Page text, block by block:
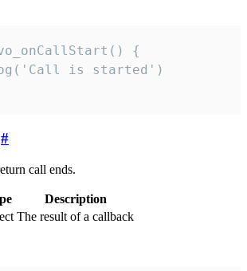
{
is started')
#
call ends.
Description
The result of a callback